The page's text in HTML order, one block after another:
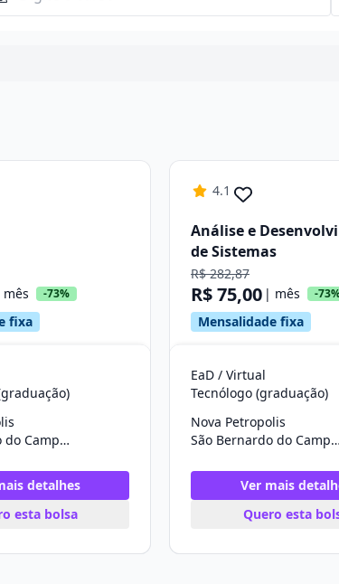
-73%
fixa
São Bernardo do Campo/SP
detalhes
esta bolsa
4.1
Análise e
de Sistemas
R$ 282,87
R$ 75,00 | mês -
Mensalidade fixa
EaD / Virtual
Tecnólogo (graduação)
Nova Petropolis
São Bernardo do Campo/SP
Ver mais
Quero esta